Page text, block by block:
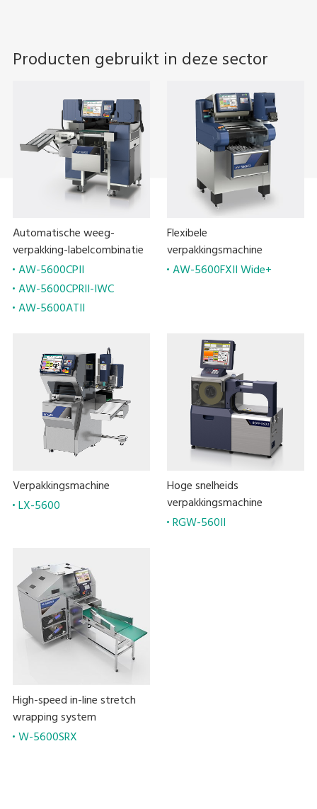
Producten gebruikt in deze sector
Automatische weeg-
verpakking-labelcombinatie
AW-5600CPII
AW-5600CPRII-IWC
AW-5600ATII
Flexibele
verpakkingsmachine
AW-5600FXII Wide+
Verpakkingsmachine
LX-5600
Hoge snelheids
verpakkingsmachine
RGW-560II
High-speed in-line stretch
wrapping system
W-5600SRX